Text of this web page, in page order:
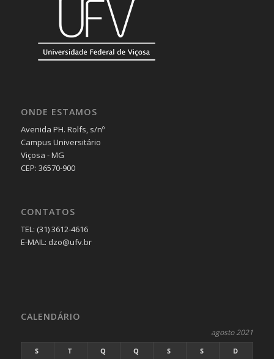
ONDE ESTAMOS
Avenida PH. Rolfs, s/nº
Campus Universitário
Viçosa - MG
CEP: 36570-900
CONTATOS
TEL: (31) 3612-4616
E-MAIL: dzo@ufv.br
CALENDÁRIO
agosto 2021
S T Q Q S S D